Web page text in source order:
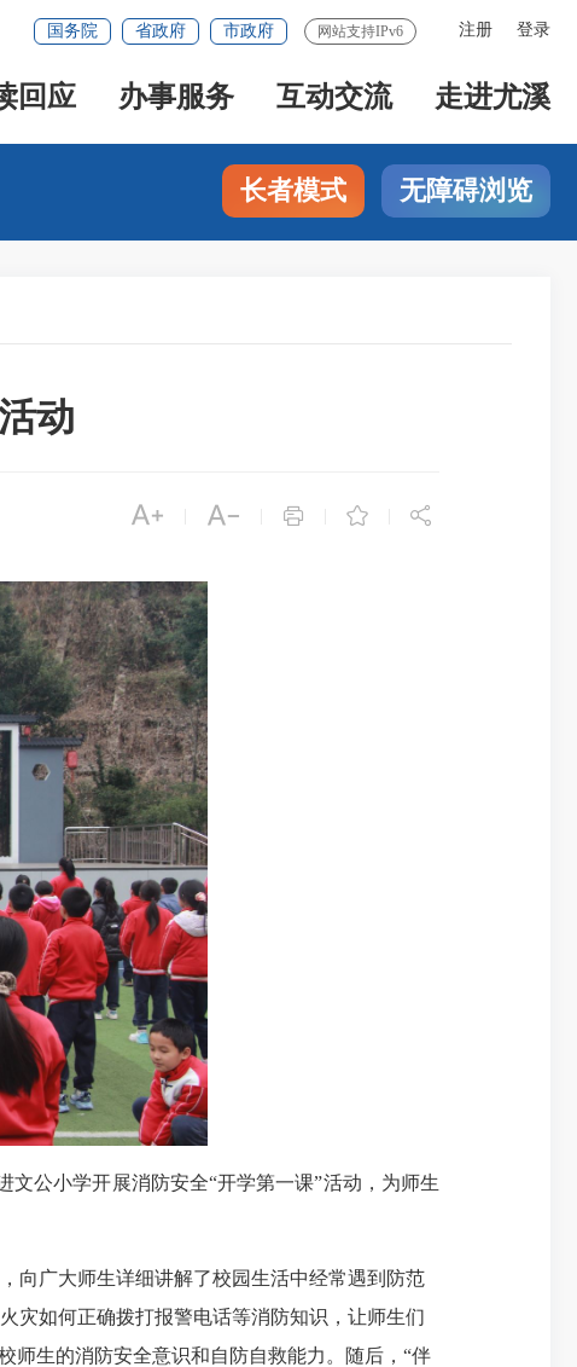
注册 登录
国务院 省政府 市政府 网站支持IPv6
回应 办事服务 互动交流 走进尤溪
长者模式 无障碍浏览
动
    
公小学开展消防安全“开学第一课”活动，为师生
广大师生详细讲解了校园生活中经常遇到防范
灾如何正确拨打报警电话等消防知识，让师生们
师生的消防安全意识和自防自救能力。随后，“伴